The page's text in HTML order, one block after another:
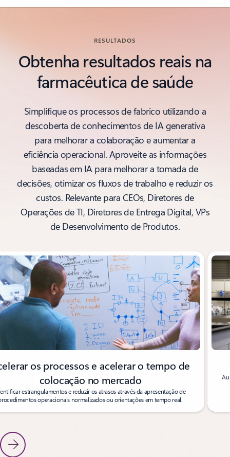
RESULTADOS
Obtenha resultados reais na
farmacêutica de saúde
Simplifique os processos de fabrico utilizando a
descoberta de conhecimentos de IA generativa
para melhorar a colaboração e aumentar a
eficiência operacional. Aproveite as informações
baseadas em IA para melhorar a tomada de
decisões, otimizar os fluxos de trabalho e reduzir os
custos. Relevante para CEOs, Diretores de
Operações de TI, Diretores de Entrega Digital, VPs
de Desenvolvimento de Produtos.
o diapositivo 1 de 5
Anterior
Diapositivo Seguinte
os processos e acelerar o tempo de
colocação no mercado
estrangulamentos e reduzir os atrasos através da apresentação de
operacionais normalizados ou orientações em tempo real.